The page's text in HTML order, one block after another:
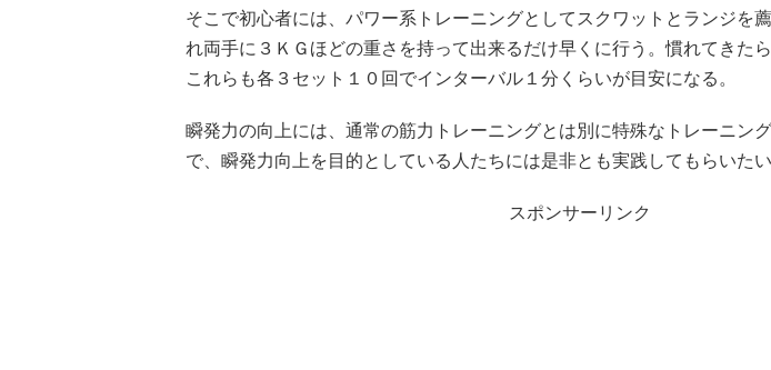
そこで初心者には、パワー系トレーニングとしてスクワットとランジを
れ両手に３ＫＧほどの重さを持って出来るだけ早くに行う。慣れてきた
これらも各３セット１０回でインターバル１分くらいが目安になる。
瞬発力の向上には、通常の筋力トレーニングとは別に特殊なトレーニン
で、瞬発力向上を目的としている人たちには是非とも実践してもらいたい
スポンサーリンク